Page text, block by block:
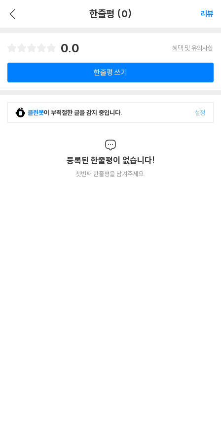
한줄평 (0) 리뷰
0.0 혜택 및 유의사항
한줄평 쓰기
클린봇이 부적절한 글을 감지 중입니다. 설정
등록된 한줄평이 없습니다!
첫번째 한줄평을 남겨주세요.